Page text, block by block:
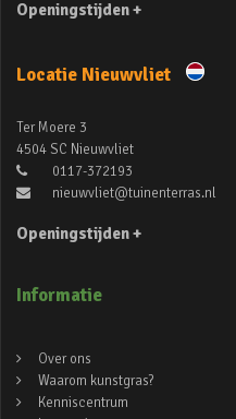
Openingstijden +
Locatie Nieuwvliet
Ter Moere 3
4504 SC Nieuwvliet
0117-372193
nieuwvliet@tuinenterras.nl
Openingstijden +
Informatie
Over ons
Waarom kunstgras?
Kenniscentrum